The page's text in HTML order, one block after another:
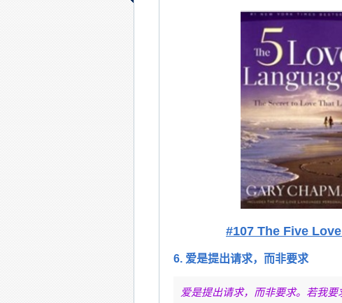
#107 The Five
6. 爱是提出请求，而非要求
爱是提出请求，而非要求。若我